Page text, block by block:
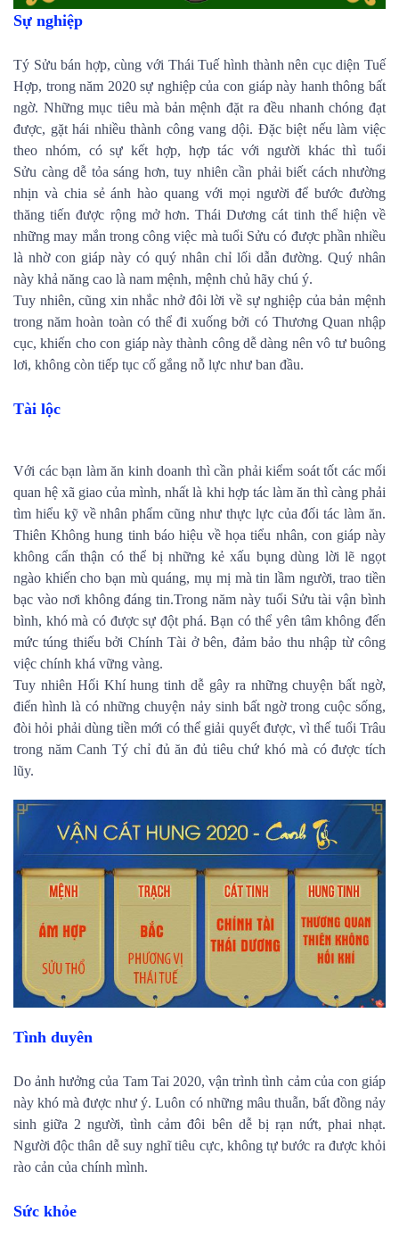
Sự nghiệp
Tý Sửu bán hợp, cùng với Thái Tuế hình thành nên cục diện Tuế
Hợp, trong năm 2020 sự nghiệp của con giáp này hanh thông bất
ngờ. Những mục tiêu mà bản mệnh đặt ra đều nhanh chóng đạt
được, gặt hái nhiều thành công vang dội. Đặc biệt nếu làm việc
theo nhóm, có sự kết hợp, hợp tác với người khác thì tuổi
Sửu càng dễ tỏa sáng hơn, tuy nhiên cần phải biết cách nhường
nhịn và chia sẻ ánh hào quang với mọi người để bước đường
thăng tiến được rộng mở hơn. Thái Dương cát tinh thể hiện về
những may mắn trong công việc mà tuổi Sửu có được phần nhiều
là nhờ con giáp này có quý nhân chỉ lối dẫn đường. Quý nhân
này khả năng cao là nam mệnh, mệnh chủ hãy chú ý.
Tuy nhiên, cũng xin nhắc nhở đôi lời về sự nghiệp của bản mệnh
trong năm hoàn toàn có thể đi xuống bởi có Thương Quan nhập
cục, khiến cho con giáp này thành công dễ dàng nên vô tư buông
lơi, không còn tiếp tục cố gắng nỗ lực như ban đầu.
Tài lộc
Với các bạn làm ăn kinh doanh thì cần phải kiểm soát tốt các mối
quan hệ xã giao của mình, nhất là khi hợp tác làm ăn thì càng phải
tìm hiểu kỹ về nhân phẩm cũng như thực lực của đối tác làm ăn.
Thiên Không hung tinh báo hiệu về họa tiểu nhân, con giáp này
không cẩn thận có thể bị những kẻ xấu bụng dùng lời lẽ ngọt
ngào khiến cho bạn mù quáng, mụ mị mà tin lầm người, trao tiền
bạc vào nơi không đáng tin.Trong năm này tuổi Sửu tài vận bình
bình, khó mà có được sự đột phá. Bạn có thể yên tâm không đến
mức túng thiếu bởi Chính Tài ở bên, đảm bảo thu nhập từ công
việc chính khá vững vàng.
Tuy nhiên Hối Khí hung tinh dễ gây ra những chuyện bất ngờ,
điển hình là có những chuyện nảy sinh bất ngờ trong cuộc sống,
đòi hỏi phải dùng tiền mới có thể giải quyết được, vì thế tuổi Trâu
trong năm Canh Tý chỉ đủ ăn đủ tiêu chứ khó mà có được tích
lũy.
Tình duyên
Do ảnh hưởng của Tam Tai 2020, vận trình tình cảm của con giáp
này khó mà được như ý. Luôn có những mâu thuẫn, bất đồng nảy
sinh giữa 2 người, tình cảm đôi bên dễ bị rạn nứt, phai nhạt.
Người độc thân dễ suy nghĩ tiêu cực, không tự bước ra được khỏi
rào cản của chính mình.
Sức khỏe